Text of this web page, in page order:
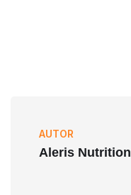
AUTOR
Aleris Nutrition